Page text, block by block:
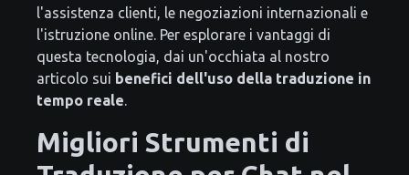
l'assistenza clienti, le negoziazioni internazionali e
l'istruzione online. Per esplorare i vantaggi di
questa tecnologia, dai un'occhiata al nostro
articolo sui benefici dell'uso della traduzione in
tempo reale
Migliori Strumenti di